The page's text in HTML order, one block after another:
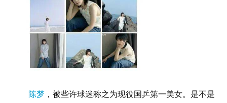
陈梦 ，被些许球迷称之为现役国乒第一美女。是不是